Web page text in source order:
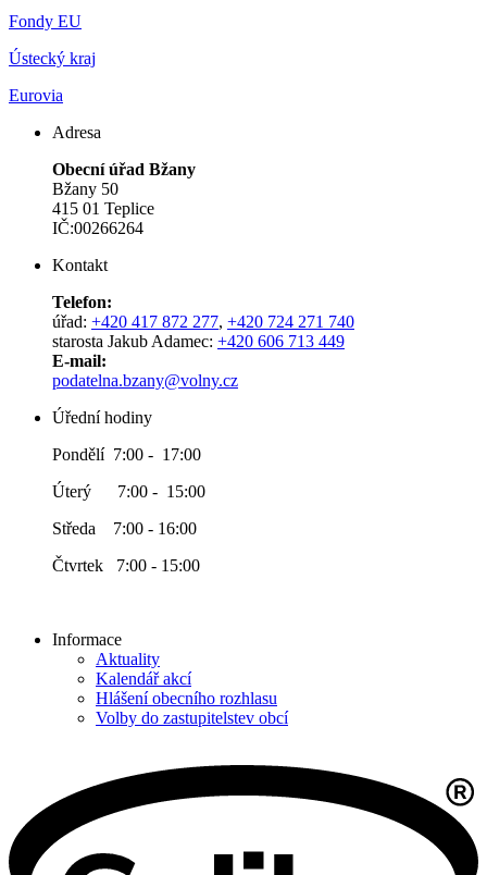
Fondy EU
Ústecký kraj
Eurovia
Adresa
Obecní úřad Bžany
Bžany 50
415 01 Teplice
IČ:00266264
Kontakt
Telefon:
úřad: +420 417 872 277, +420 724 271 740
starosta Jakub Adamec: +420 606 713 449
E-mail:
podatelna.bzany@volny.cz
Úřední hodiny
Pondělí 7:00 - 17:00
Úterý 7:00 - 15:00
Středa 7:00 - 16:00
Čtvrtek 7:00 - 15:00
Informace
Aktuality
Kalendář akcí
Hlášení obecního rozhlasu
Volby do zastupitelstev obcí